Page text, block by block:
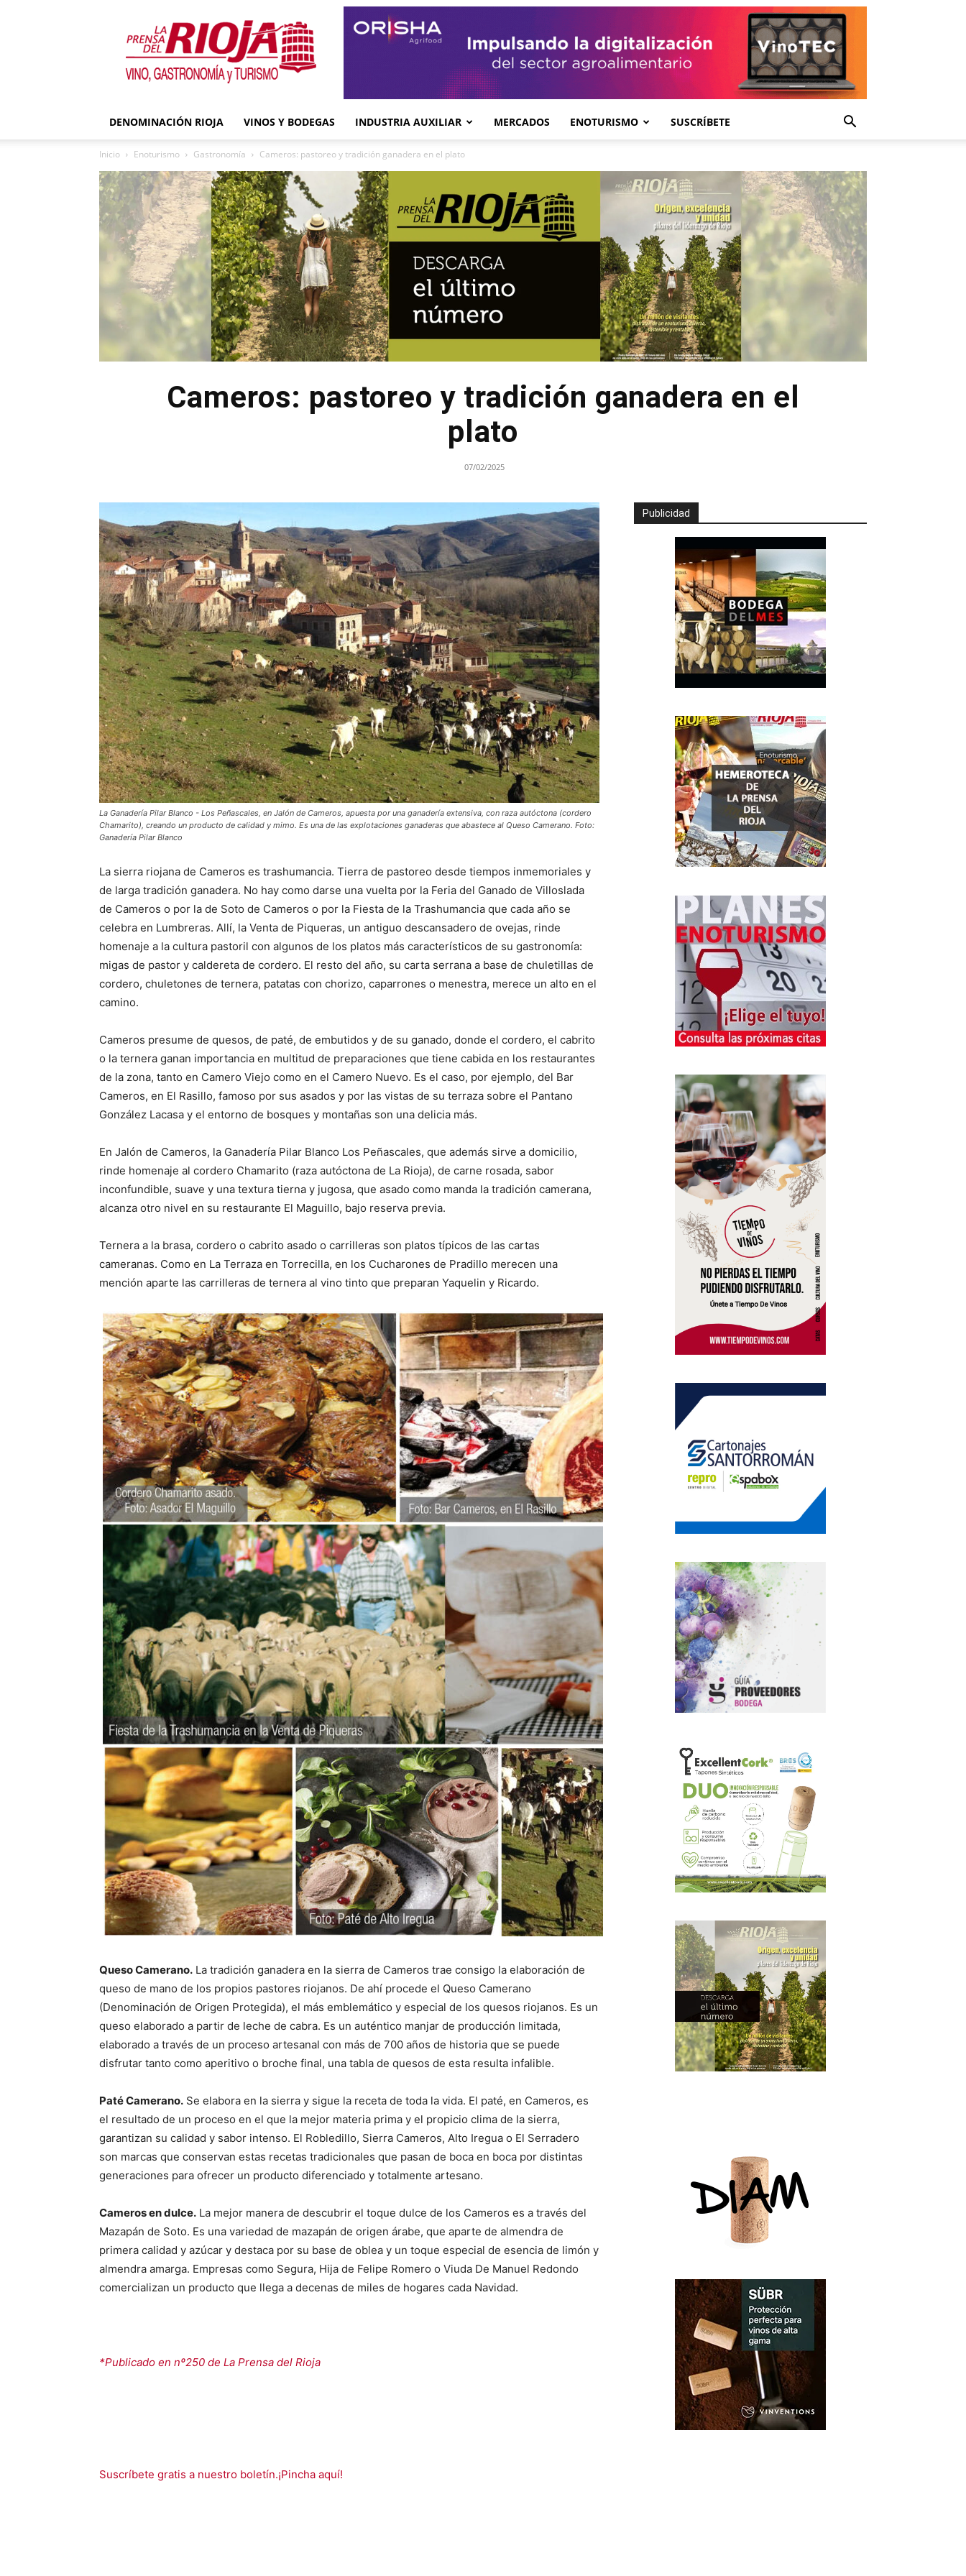
La
Prensa
del
Rioja
DENOMINACIÓN RIOJA VINOS Y BODEGAS INDUSTRIA AUXILIAR MERCADOS ENOTURISMO SUSCRÍBETE
Inicio Enoturismo Gastronomía Cameros: pastoreo y tradición ganadera en el plato
Cameros: pastoreo y tradición ganadera en el
plato
07/02/2025
La Ganadería Pilar Blanco - Los Peñascales, en Jalón de Cameros, apuesta por una ganadería extensiva, con raza autóctona (cordero
Chamarito), creando un producto de calidad y mimo. Es una de las explotaciones ganaderas que abastece al Queso Camerano. Foto:
Ganadería Pilar Blanco
La sierra riojana de Cameros es trashumancia. Tierra de pastoreo desde tiempos inmemoriales y
de larga tradición ganadera. No hay como darse una vuelta por la Feria del Ganado de Villoslada
de Cameros o por la de Soto de Cameros o por la Fiesta de la Trashumancia que cada año se
celebra en Lumbreras. Allí, la Venta de Piqueras, un antiguo descansadero de ovejas, rinde
homenaje a la cultura pastoril con algunos de los platos más característicos de su gastronomía:
migas de pastor y caldereta de cordero. El resto del año, su carta serrana a base de chuletillas de
cordero, chuletones de ternera, patatas con chorizo, caparrones o menestra, merece un alto en el
camino.
Cameros presume de quesos, de paté, de embutidos y de su ganado, donde el cordero, el cabrito
o la ternera ganan importancia en multitud de preparaciones que tiene cabida en los restaurantes
de la zona, tanto en Camero Viejo como en el Camero Nuevo. Es el caso, por ejemplo, del Bar
Cameros, en El Rasillo, famoso por sus asados y por las vistas de su terraza sobre el Pantano
González Lacasa y el entorno de bosques y montañas son una delicia más.
En Jalón de Cameros, la Ganadería Pilar Blanco Los Peñascales, que además sirve a domicilio,
rinde homenaje al cordero Chamarito (raza autóctona de La Rioja), de carne rosada, sabor
inconfundible, suave y una textura tierna y jugosa, que asado como manda la tradición camerana,
alcanza otro nivel en su restaurante El Maguillo, bajo reserva previa.
Ternera a la brasa, cordero o cabrito asado o carrilleras son platos típicos de las cartas
cameranas. Como en La Terraza en Torrecilla, en los Cucharones de Pradillo merecen una
mención aparte las carrilleras de ternera al vino tinto que preparan Yaquelin y Ricardo.
Queso Camerano. La tradición ganadera en la sierra de Cameros trae consigo la elaboración de
queso de mano de los propios pastores riojanos. De ahí procede el Queso Camerano
(Denominación de Origen Protegida), el más emblemático y especial de los quesos riojanos. Es un
queso elaborado a partir de leche de cabra. Es un auténtico manjar de producción limitada,
elaborado a través de un proceso artesanal con más de 700 años de historia que se puede
disfrutar tanto como aperitivo o broche final, una tabla de quesos de esta resulta infalible.
Paté Camerano. Se elabora en la sierra y sigue la receta de toda la vida. El paté, en Cameros, es
el resultado de un proceso en el que la mejor materia prima y el propicio clima de la sierra,
garantizan su calidad y sabor intenso. El Robledillo, Sierra Cameros, Alto Iregua o El Serradero
son marcas que conservan estas recetas tradicionales que pasan de boca en boca por distintas
generaciones para ofrecer un producto diferenciado y totalmente artesano.
Cameros en dulce. La mejor manera de descubrir el toque dulce de los Cameros es a través del
Mazapán de Soto. Es una variedad de mazapán de origen árabe, que aparte de almendra de
primera calidad y azúcar y destaca por su base de oblea y un toque especial de esencia de limón y
almendra amarga. Empresas como Segura, Hija de Felipe Romero o Viuda De Manuel Redondo
comercializan un producto que llega a decenas de miles de hogares cada Navidad.
*Publicado en nº250 de La Prensa del Rioja
Suscríbete gratis a nuestro boletín.¡Pincha aquí!
Publicidad